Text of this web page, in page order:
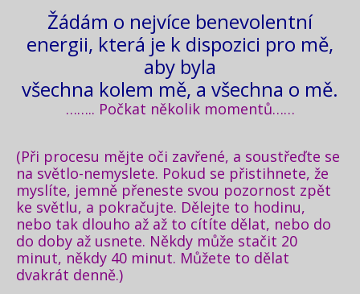
Žádám o nejvíce benevolentní
energii, která je k dispozici pro mě,
aby byla
všechna kolem mě, a všechna o mě.
…….. Počkat několik momentů……
(Při procesu mějte oči zavřené, a soustřeďte se
na světlo-nemyslete. Pokud se přistihnete, že
myslíte, jemně přeneste svou pozornost zpět
ke světlu, a pokračujte. Dělejte to hodinu,
nebo tak dlouho až až to cítíte dělat, nebo do
do doby až usnete. Někdy může stačit 20
minut, někdy 40 minut. Můžete to dělat
dvakrát denně.)